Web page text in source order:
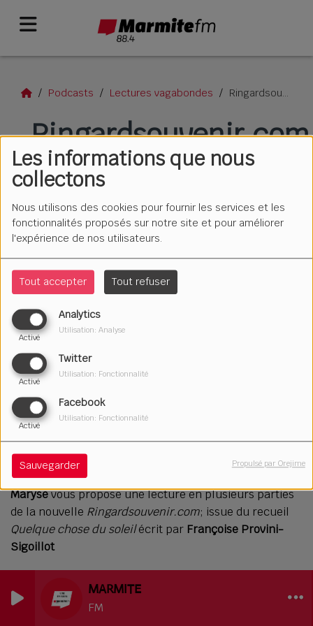
Les informations que nous
collectons
Nous utilisons des cookies pour fournir les services et les
fonctionnalités proposés sur notre site et pour améliorer
l'expérience de nos utilisateurs.
Tout accepter Tout refuser
Analytics
Activé
Utilisation: Analyse
Twitter
Activé
Utilisation: Fonctionnalité
Facebook
Activé
Utilisation: Fonctionnalité
Sauvegarder Propulsé par Orejime
MARMITE
FM
Podcasts Lectures vagabondes Ringardsouvenir.com #1
Ringardsouvenir.com
#1
Écouter le podcast
Télécharger le podcast
Marysevous propose une lecture en plusieurs parties
de la nouvelle Ringardsouvenir.com; issue du recueil
Quelque chose du soleilécrit par Françoise Provini-
Sigoillot